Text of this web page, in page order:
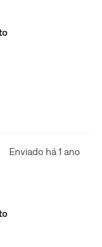
Enviado há1 ano